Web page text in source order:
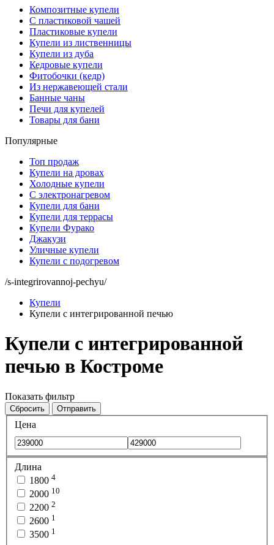
Композитные купели
С пластиковой чашей
Пластиковые купели
Купели из лиственницы
Купели из дуба
Кедровые купели
Фитобочки (кедр)
Из нержавеющей стали
Банные чаны
Печи для купелей
Товары для бани
Популярные
Топ продаж
Купели на дровах
Холодные купели
С электронагревом
Купели для бани
Купели для террасы
Купели Фурако
Джакузи
Уличные купели
Купели с подогревом
/s-integrirovannoj-pechyu/
Купели
Купели с интегрированной печью
Купели с интегрированной
печью в Костроме
Показать фильтр
Сбросить Отправить
Цена
Длина
1800 4
2000 10
2200 2
2600 1
3500 1